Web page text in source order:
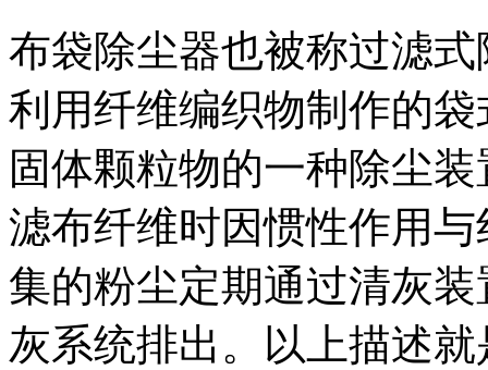
布袋除尘器也被称过滤
利用纤维编织物制作的
固体颗粒物的一种除尘
滤布纤维时因惯性作用
集的粉尘定期通过清灰
灰系统排出。以上描述